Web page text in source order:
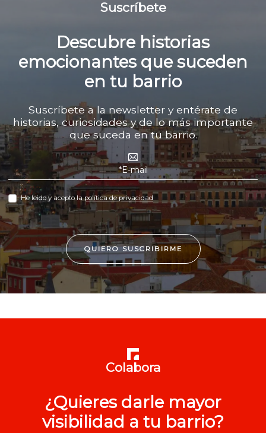
Suscríbete
Descubre historias
emocionantes que suceden
en tu barrio
Suscríbete a la newsletter y entérate de
historias, curiosidades y de lo más importante
que suceda en tu barrio.
He leido y acepto lapolítica de privacidad
QUIERO SUSCRIBIRME
Colabora
¿Quieres darle mayor
visibilidad a tu barrio?